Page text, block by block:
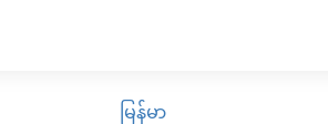
မြန်မာ